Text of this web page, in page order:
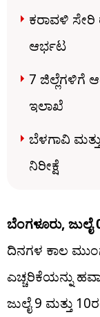
ಕರಾವಳಿ ಸೇರಿ
ಆರ್ಭಟ
7 ಜಿಲ್ಲೆಗಳಿಗೆ
ಇಲಾಖೆ
ಬೆಳಗಾವಿ
ನಿರೀಕ್ಷೆ
ಬೆಂಗಳೂರು, ಜುಲೈ
ದಿನಗಳ ಕಾಲ
ಎಚ್ಚರಿಕೆಯನ್ನು
ಜುಲೈ 9 ಮತ್ತು